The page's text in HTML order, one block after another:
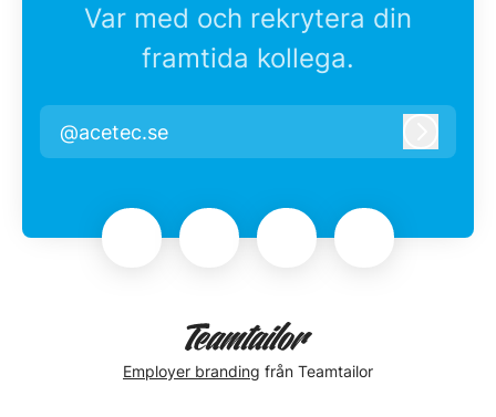
Var med och rekrytera din
framtida kollega.
@acetec.se
Employer branding från Teamtailor